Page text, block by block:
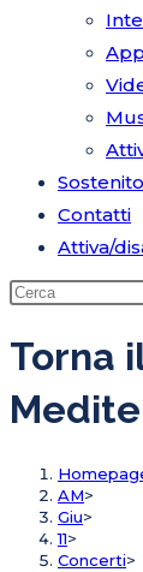
Contatti
Attiva/
Torna
AM>
Giu>
11>
Concerti>